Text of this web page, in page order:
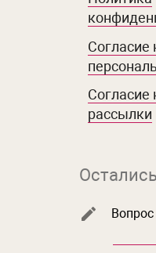
Согласие
Согласие
рассылки
Вопрос